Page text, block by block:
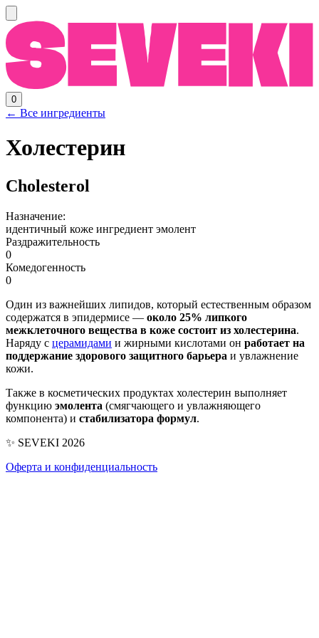
0
← Все ингредиенты
Холестерин
Cholesterol
Назначение:
идентичный коже ингредиент эмолент
Раздражительность
0
Комедогенность
0
Один из важнейших липидов, который естественным образом
содержатся в эпидермисе — около 25% липкого
межклеточного вещества в коже состоит из холестерина.
Наряду с церамидами и жирными кислотами он работает на
поддержание здорового защитного барьера и увлажнение
кожи.
Также в косметических продуктах холестерин выполняет
функцию эмолента (смягчающего и увлажняющего
компонента) и стабилизатора формул.
✨ SEVEKI 2026
Оферта и конфиденциальность